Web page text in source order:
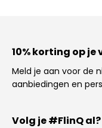
10% korting op
Meld je aan voor de
aanbiedingen en
Volg je #FlinQ al?